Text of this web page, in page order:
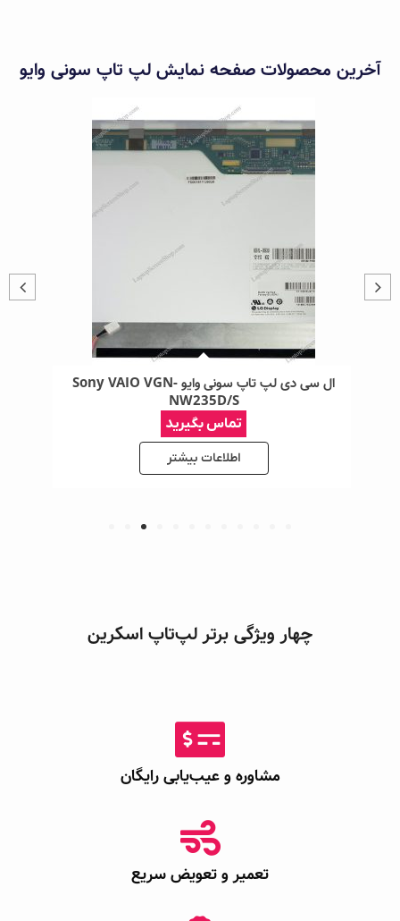
آخرین محصولات صفحه‌ نمایش لپ‌ تاپ سونی وایو
ال سی دی لپ تاپ سونی وایو Sony VAIO VGN-
NW235D/S
تماس بگیرید
اطلاعات بیشتر
چهار ویژگی برتر لپ‌تاپ اسکرین
مشاوره و عیب‌یابی رایگان
تعمیر و تعویض سریع